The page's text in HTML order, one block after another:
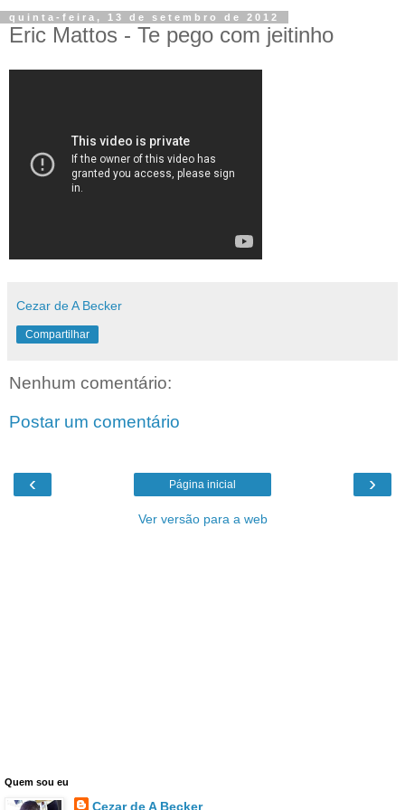
quinta-feira, 13 de setembro de 2012
Eric Mattos - Te pego com jeitinho
Cezar de A Becker
Compartilhar
Nenhum comentário:
Postar um comentário
‹ ›
Página inicial
Ver versão para a web
Quem sou eu
Cezar de A Becker